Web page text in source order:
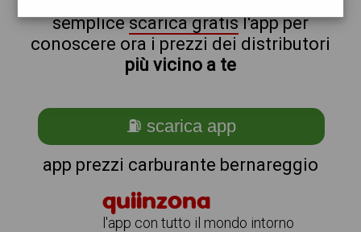
semplicescarica gratisl'app per
conoscere ora i prezzi dei distributori
più vicino a te
⛽ scarica app
app prezzi carburante bernareggio
quiinzona
l'app con tutto il mondo intorno